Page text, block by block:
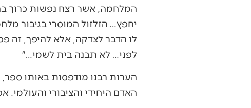
המלחמה, אשר רצח נפשות כרוך
יחפץ… הזלזול המוסרי בגיבור
לו הדבר לצדקה, אלא להיפך, זה
לפני… לא תבנה בית לשמי…"
הערות רבנו מודפסות באותו ספר,
האדם היחידי והציבורי